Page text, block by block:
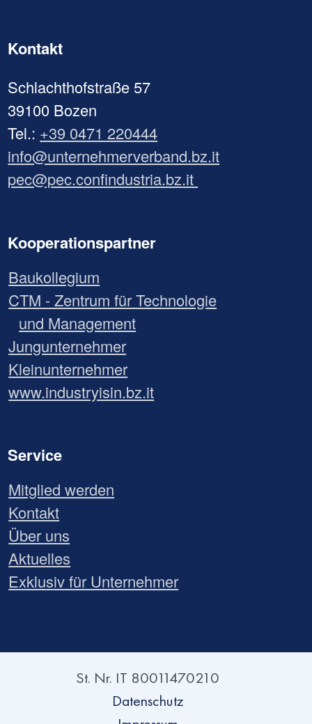
Kontakt
Schlachthofstraße 57
39100 Bozen
Tel.: +39 0471 220444
info@unternehmerverband.bz.it
pec@pec.confindustria.bz.it
Kooperationspartner
Baukollegium
CTM - Zentrum für Technologie
und Management
Jungunternehmer
Kleinunternehmer
www.industryisin.bz.it
Service
Mitglied werden
Kontakt
Über uns
Aktuelles
Exklusiv für Unternehmer
St. Nr. IT 80011470210
Datenschutz